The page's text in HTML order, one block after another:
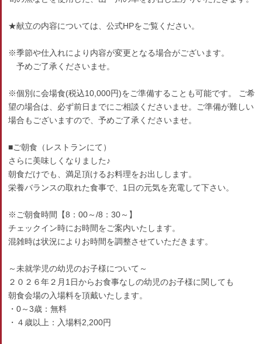
★献立の内容については、公式HPをご覧ください。
※季節や仕入れにより内容が変更となる場合がございます。
予めご了承くださいませ。
※個別に会場食(税込10,000円)をご準備することも可能です。 ご希
望の場合は、必ず前日までにご相談くださいませ。ご準備が難しい
場合もございますので、予めご了承くださいませ。
■ご朝食（レストランにて）
さらに美味しくなりました♪
朝食だけでも、満足頂けるお料理をお出しします。
栄養バランスの取れた食事で、1日の元気を充電して下さい。
※ご朝食時間【8：00～/8：30～】
チェックイン時にお時間をご案内いたします。
混雑時は状況によりお時間を調整させていただきます。
～未就学児の幼児のお子様について～
２０２６年２月1日からお食事なしの幼児のお子様に関しても
朝食会場の入場料を頂戴いたします。
・0～3歳：無料
・４歳以上：入場料2,200円